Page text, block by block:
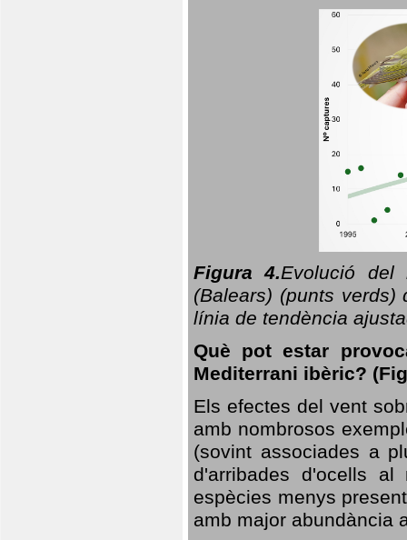
Figura 4.Evolució del
(Balears) (punts
línia de tendència
Què pot estar
Mediterrani ibèric?
Els efectes del vent
amb nombrosos
(sovint associades a
d'arribades d'ocells
espècies menys
amb major abundància